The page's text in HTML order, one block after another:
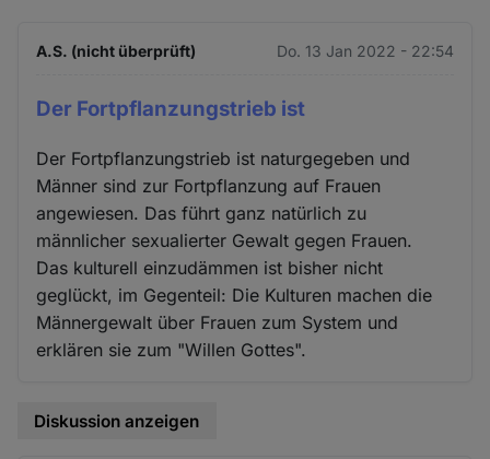
A.S. (nicht überprüft) Do. 13 Jan 2022 - 22:54
Der Fortpflanzungstrieb ist
Der Fortpflanzungstrieb ist naturgegeben und
Männer sind zur Fortpflanzung auf Frauen
angewiesen. Das führt ganz natürlich zu
männlicher sexualierter Gewalt gegen Frauen.
Das kulturell einzudämmen ist bisher nicht
geglückt, im Gegenteil: Die Kulturen machen die
Männergewalt über Frauen zum System und
erklären sie zum "Willen Gottes".
Diskussion anzeigen